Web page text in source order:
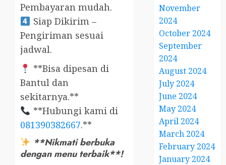
Pembayaran mudah.
Siap Dikirim –
Pengiriman sesuai
jadwal.
**Bisa dipesan di
Bantul dan
sekitarnya.**
**Hubungi kami di
081390382667.**
**Nikmati berbuka
dengan menu terbaik**!
November
2024
October 2024
September
2024
August 2024
July 2024
June 2024
May 2024
April 2024
March 2024
February 2024
January 2024